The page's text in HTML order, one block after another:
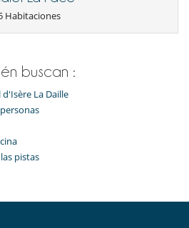
Habitaciones
buscan :
La Daille
pistas